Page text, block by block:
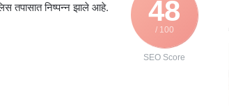
48
/ 100
SEO Score
तपासात निष्पन्न झाले आहे.